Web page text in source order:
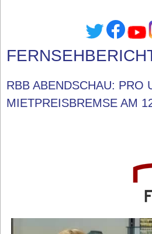
RBB ABENDSCHAU: PRO
MIETPREISBREMSE AM